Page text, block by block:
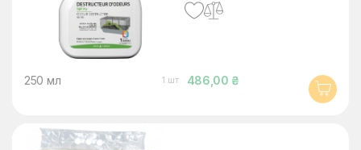
486,00 ₴
250 мл 1 шт